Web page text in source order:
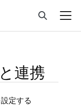
連携
定する